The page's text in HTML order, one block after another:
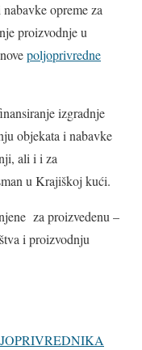
opreme za
proizvodnje u
poljoprivredne
izgradnje
objekata i nabavke
ali i i za
u Krajiškoj kući.
za proizvedenu –
i proizvodnju